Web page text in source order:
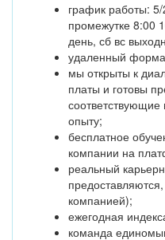
график работы:
промежутке 8:00
день, сб вс
удаленный
мы открыты к
платы и готовы
опыту;
бесплатное
компании на
реальный
компанией);
ежегодная
команда